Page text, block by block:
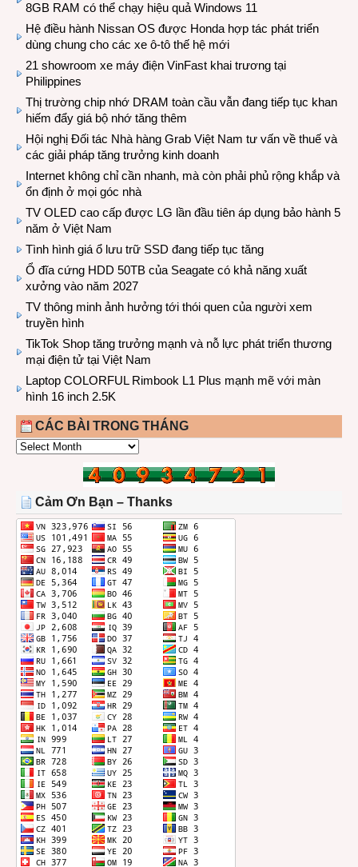
8GB RAM có thể chạy hiệu quả Windows 11
Hệ điều hành Nissan OS được Honda hợp tác phát triển
dùng chung cho các xe ô-tô thế hệ mới
21 showroom xe máy điện VinFast khai trương tại
Philippines
Thị trường chip nhớ DRAM toàn cầu vẫn đang tiếp tục khan
hiếm đẩy giá bộ nhớ tăng thêm
Hội nghị Đối tác Nhà hàng Grab Việt Nam tư vấn về thuế và
các giải pháp tăng trưởng kinh doanh
Internet không chỉ cần nhanh, mà còn phải phủ rộng khắp và
ổn định ở mọi góc nhà
TV OLED cao cấp được LG lần đầu tiên áp dụng bảo hành 5
năm ở Việt Nam
Tình hình giá ổ lưu trữ SSD đang tiếp tục tăng
Ổ đĩa cứng HDD 50TB của Seagate có khả năng xuất
xưởng vào năm 2027
TV thông minh ảnh hưởng tới thói quen của người xem
truyền hình
TikTok Shop tăng trưởng mạnh và nỗ lực phát triển thương
mại điện tử tại Việt Nam
Laptop COLORFUL Rimbook L1 Plus mạnh mẽ với màn
hình 16 inch 2.5K
CÁC BÀI TRONG THÁNG
CÁC
THÁNG
Cảm Ơn Bạn – Thanks